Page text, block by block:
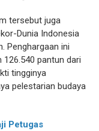
tersebut juga
Dunia Indonesia
Penghargaan ini
pantun dari
tingginya
pelestarian budaya
Petugas